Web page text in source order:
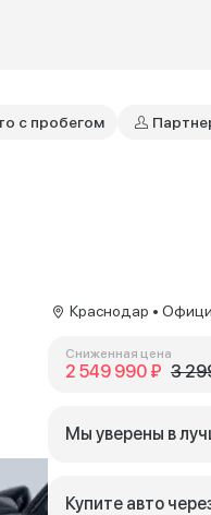
с пробегом
Краснодар •
Сниженная цена
2 549 990 ₽ 3
Мы уверены в
Купите авто